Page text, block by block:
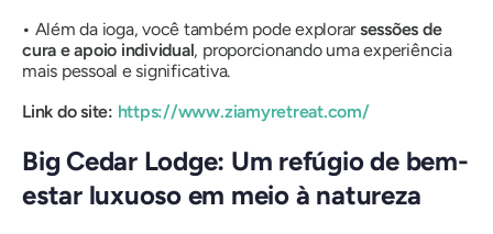
• Além da ioga, você também pode explorarsessões de
cura e apoio individual, proporcionando uma experiência
mais pessoal e significativa.
Link do site: https://www.ziamyretreat.com/
Big Cedar Lodge: Um refúgio de bem-
estar luxuoso em meio à natureza